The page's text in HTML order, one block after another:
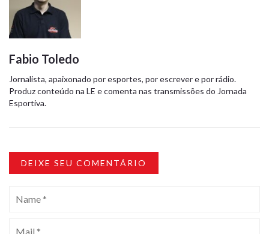
Fabio Toledo
Jornalista, apaixonado por esportes, por escrever e por rádio.
Produz conteúdo na LE e comenta nas transmissões do Jornada
Esportiva.
DEIXE SEU COMENTÁRIO